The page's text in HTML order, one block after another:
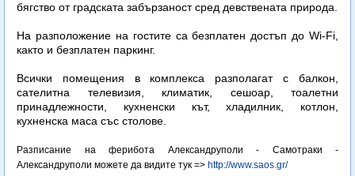
бягство от градската забързаност сред девствената природа.
На разположение на гостите са безплатен достъп до Wi-Fi,
както и безплатен паркинг.
Всички помещения в комплекса разполагат с балкон,
сателитна телевизия, климатик, сешоар, тоалетни
принадлежности, кухненски кът, хладилник, котлон,
кухненска маса със столове.
Разписание на ферибота Александруполи - Самотраки -
Александруполи можете да видите тук => http://www.saos.gr/